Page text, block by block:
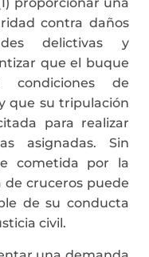
proporcionar una
contra daños
delictivas y
que el buque
de
que su tripulación
para realizar
asignadas. Sin
cometida por la
cruceros puede
de su conducta
civil.